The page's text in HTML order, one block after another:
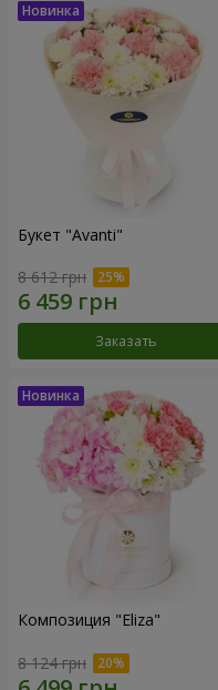
Букет "Avanti"
8 612 грн
Заказать
Композиция "Eliza"
8 124 грн